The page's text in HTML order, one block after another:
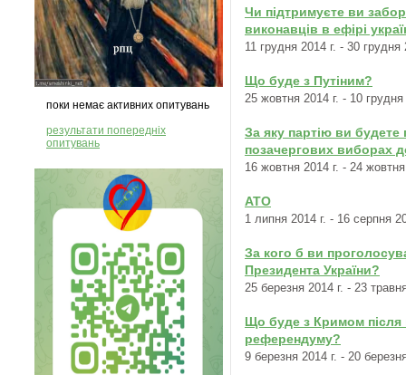
поки немає активних опитувань
результати попередніх
опитувань
Чи підтримуєте ви
виконавців в ефірі
11 грудня 2014 г. - 30 грудня
Що буде з Путіним?
25 жовтня 2014 г. - 10 грудня
За яку партію ви
позачергових виборах
16 жовтня 2014 г. - 24
АТО
1 липня 2014 г. - 16 серпня
За кого б ви
Президента України?
25 березня 2014 г. - 23
Що буде з Кримом після
референдуму?
9 березня 2014 г. - 20